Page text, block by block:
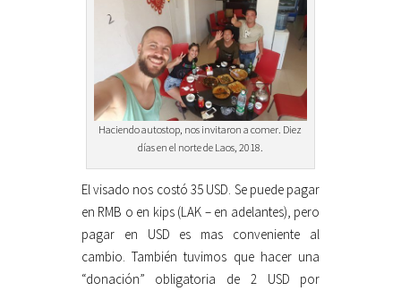
Haciendo autostop, nos invitaron a comer. Diez
días en el norte de Laos, 2018.
El visado nos costó 35 USD. Se puede pagar
en RMB o en kips (LAK – en adelantes), pero
pagar en USD es mas conveniente al
cambio. También tuvimos que hacer una
“donación” obligatoria de 2 USD por